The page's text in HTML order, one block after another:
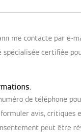
me contacte par e-
certifiée
de téléphone
avis, critiques
peut être